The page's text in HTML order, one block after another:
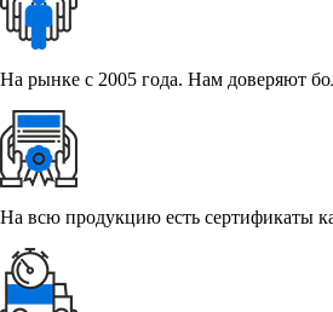
На рынке с 2005 года. Нам доверяют
На всю продукцию есть сертификаты